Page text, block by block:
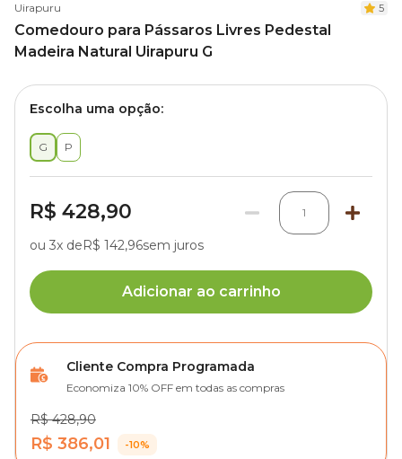
Uirapuru 5
Comedouro para Pássaros Livres Pedestal
Madeira Natural Uirapuru G
Escolha uma opção:
G P
R$ 428,90 1
ou 3x deR$ 142,96sem juros
Adicionar ao carrinho
Cliente Compra Programada
Economiza 10% OFF em todas as compras
R$ 428,90
R$ 386,01 -10%